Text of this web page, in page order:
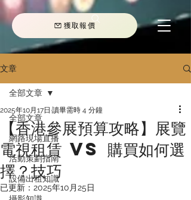
獲取報價
文章
全部文章
網路現場直播
活動策劃指南
設備出租知識
全部文章
【香港參展預算攻略】展覽
電視租賃 VS 購買如何選
擇？技巧
2025年10月17日 讀畢需時 4 分鐘
已更新： 2025年10月25日